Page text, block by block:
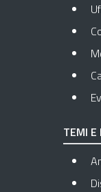
TEMI E